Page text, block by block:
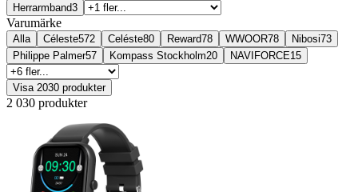
Herrarmband3
Varumärke
Alla Céleste572 Celéste80 Reward78 WWOOR78 Nibosi73
Philippe Palmer57 Kompass Stockholm20 NAVIFORCE15
Visa 2030 produkter
2 030 produkter